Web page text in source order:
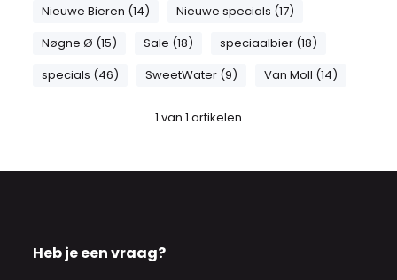
Nieuwe Bieren (14)
Nieuwe specials (17)
Nøgne Ø (15)
Sale (18)
speciaalbier (18)
specials (46)
SweetWater (9) Van Moll (14)
1 van 1 artikelen
Heb je een vraag?